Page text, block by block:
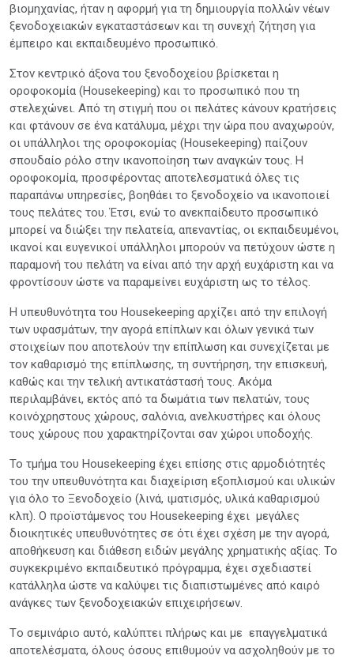
βιομηχανίας, ήταν η αφορμή για τη δημιουργία πολλών νέων
ξενοδοχειακών εγκαταστάσεων και τη συνεχή ζήτηση για
έμπειρο και εκπαιδευμένο προσωπικό.
Στον κεντρικό άξονα του ξενοδοχείου βρίσκεται η
οροφοκομία (Housekeeping) και το προσωπικό που τη
στελεχώνει. Από τη στιγμή που οι πελάτες κάνουν κρατήσεις
και φτάνουν σε ένα κατάλυμα, μέχρι την ώρα που αναχωρούν,
οι υπάλληλοι της οροφοκομίας (Housekeeping) παίζουν
σπουδαίο ρόλο στην ικανοποίηση των αναγκών τους. Η
οροφοκομία, προσφέροντας αποτελεσματικά όλες τις
παραπάνω υπηρεσίες, βοηθάει το ξενοδοχείο να ικανοποιεί
τους πελάτες του. Έτσι, ενώ το ανεκπαίδευτο προσωπικό
μπορεί να διώξει την πελατεία, απεναντίας, οι εκπαιδευμένοι,
ικανοί και ευγενικοί υπάλληλοι μπορούν να πετύχουν ώστε η
παραμονή του πελάτη να είναι από την αρχή ευχάριστη και να
φροντίσουν ώστε να παραμείνει ευχάριστη ως το τέλος.
Η υπευθυνότητα του Housekeeping αρχίζει από την επιλογή
των υφασμάτων, την αγορά επίπλων και όλων γενικά των
στοιχείων που αποτελούν την επίπλωση και συνεχίζεται με
τον καθαρισμό της επίπλωσης, τη συντήρηση, την επισκευή,
καθώς και την τελική αντικατάστασή τους. Ακόμα
περιλαμβάνει, εκτός από τα δωμάτια των πελατών, τους
κοινόχρηστους χώρους, σαλόνια, ανελκυστήρες και όλους
τους χώρους που χαρακτηρίζονται σαν χώροι υποδοχής.
Το τμήμα του Housekeeping έχει επίσης στις αρμοδιότητές
του την υπευθυνότητα και διαχείριση εξοπλισμού και υλικών
για όλο το Ξενοδοχείο (λινά, ιματισμός, υλικά καθαρισμού
κλπ). Ο προϊστάμενος του Housekeeping έχει μεγάλες
διοικητικές υπευθυνότητες σε ότι έχει σχέση με την αγορά,
αποθήκευση και διάθεση ειδών μεγάλης χρηματικής αξίας. Το
συγκεκριμένο εκπαιδευτικό πρόγραμμα, έχει σχεδιαστεί
κατάλληλα ώστε να καλύψει τις διαπιστωμένες από καιρό
ανάγκες των ξενοδοχειακών επιχειρήσεων.
Tο σεμινάριο αυτό, καλύπτει πλήρως και με επαγγελματικά
αποτελέσματα, όλους όσους επιθυμούν να ασχοληθούν με το